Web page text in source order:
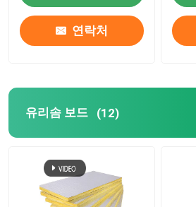
연락처
유리솜 보드 (12)